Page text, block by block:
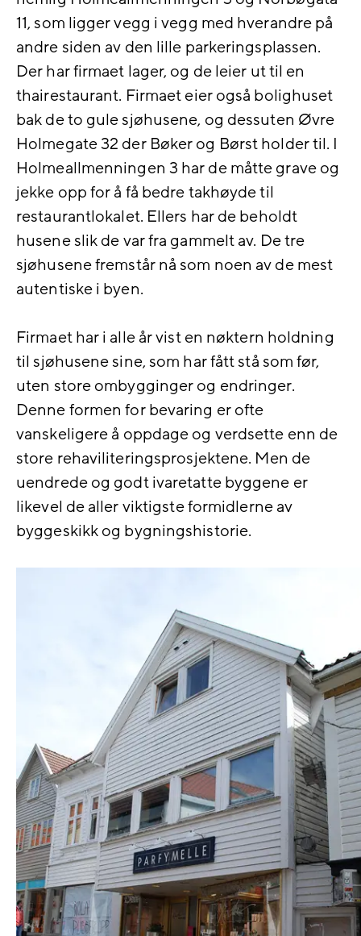
11, som ligger vegg i vegg med hverandre på
andre siden av den lille parkeringsplassen.
Der har firmaet lager, og de leier ut til en
thairestaurant. Firmaet eier også bolighuset
bak de to gule sjøhusene, og dessuten Øvre
Holmegate 32 der Bøker og Børst holder til. I
Holmeallmenningen 3 har de måtte grave og
jekke opp for å få bedre takhøyde til
restaurantlokalet. Ellers har de beholdt
husene slik de var fra gammelt av. De tre
sjøhusene fremstår nå som noen av de mest
autentiske i byen.
Firmaet har i alle år vist en nøktern holdning
til sjøhusene sine, som har fått stå som før,
uten store ombygginger og endringer.
Denne formen for bevaring er ofte
vanskeligere å oppdage og verdsette enn de
store rehaviliteringsprosjektene. Men de
uendrede og godt ivaretatte byggene er
likevel de aller viktigste formidlerne av
byggeskikk og bygningshistorie.